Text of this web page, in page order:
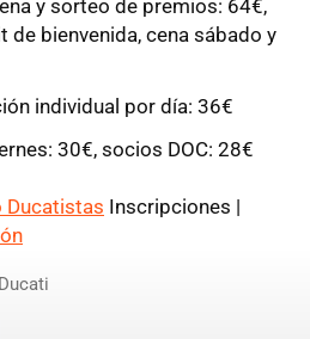
y sorteo de premios: 64€,
de bienvenida, cena sábado y
individual por día: 36€
30€, socios DOC: 28€
Ducatistas Inscripciones |
Ducati